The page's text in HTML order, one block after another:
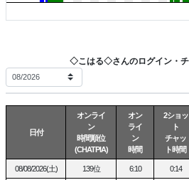
「そんな顔するんだ
優しく甘い時間も好
恥ずかしい声も表情も
可愛く笑う
こは
理性がどこかへ行っちゃ
一緒に笑う何気ない
◇こはる◇さんのログイン・
日付
オンライ
ン
時間順位
(CHATPIA)
オン
ライ
ン
時間
2ショッ
ト
チャッ
ト時間
08/08/2026(土) 139位 6:10 0:14